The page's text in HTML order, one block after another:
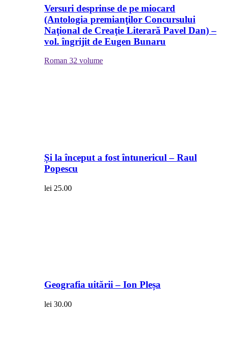
Versuri desprinse de pe miocard
(Antologia premianţilor Concursului
Naţional de Creaţie Literară Pavel Dan) –
vol. îngrijit de Eugen Bunaru
Roman 32 volume
Și la început a fost întunericul – Raul
Popescu
lei 25.00
Geografia uitării – Ion Pleșa
lei 30.00